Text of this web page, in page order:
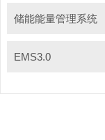
储能能量管理系统
EMS3.0